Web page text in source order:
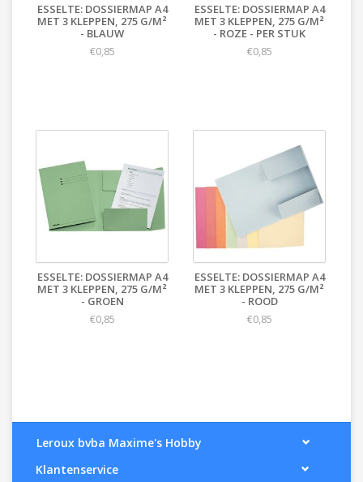
ESSELTE: DOSSIERMAP A4
MET 3 KLEPPEN, 275 G/M²
- BLAUW
€0,85
ESSELTE: DOSSIERMAP A4
MET 3 KLEPPEN, 275 G/M²
- ROZE - PER STUK
€0,85
ESSELTE: DOSSIERMAP A4
MET 3 KLEPPEN, 275 G/M²
- GROEN
€0,85
ESSELTE: DOSSIERMAP A4
MET 3 KLEPPEN, 275 G/M²
- ROOD
€0,85
Leroux bvba Maxime's Hobby
Klantenservice